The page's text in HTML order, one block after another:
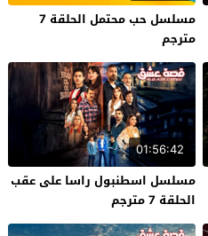
مسلسل حب محتمل الحلقة 7
مترجم
01:56:42
مسلسل اسطنبول راسا على عقب
الحلقة 7 مترجم